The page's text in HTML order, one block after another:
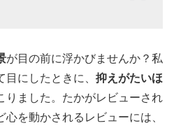
が目の前に浮かびませんか？私
にしたときに、 抑えがたいほ
りました。たかがレビューされ
を動かされるレビューには、